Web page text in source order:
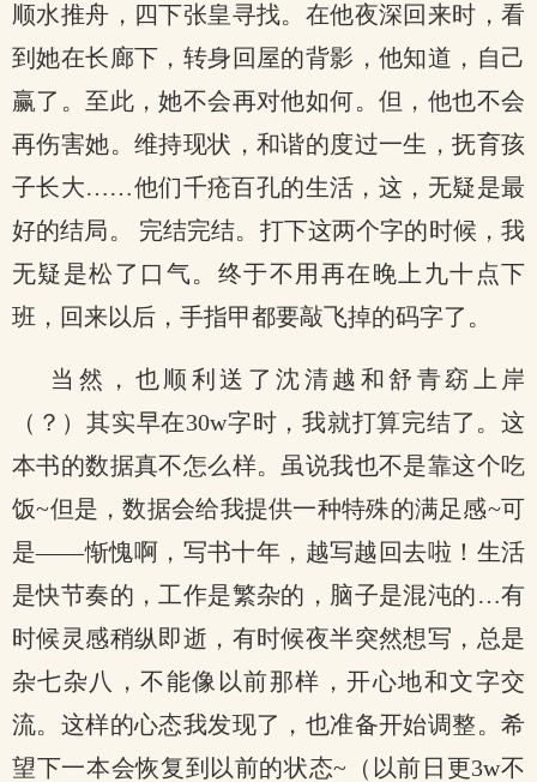
顺水推舟，四下张皇寻找。在他夜深回来时，看
到她在长廊下，转身回屋的背影，他知道，自己
赢了。至此，她不会再对他如何。但，他也不会
再伤害她。维持现状，和谐的度过一生，抚育孩
子长大……他们千疮百孔的生活，这，无疑是最
好的结局。 完结完结。打下这两个字的时候，我
无疑是松了口气。终于不用再在晚上九十点下
班，回来以后，手指甲都要敲飞掉的码字了。
当然，也顺利送了沈清越和舒青窈上岸
（？）其实早在30w字时，我就打算完结了。这
本书的数据真不怎么样。虽说我也不是靠这个吃
饭~但是，数据会给我提供一种特殊的满足感~可
是——惭愧啊，写书十年，越写越回去啦！生活
是快节奏的，工作是繁杂的，脑子是混沌的…有
时候灵感稍纵即逝，有时候夜半突然想写，总是
杂七杂八，不能像以前那样，开心地和文字交
流。这样的心态我发现了，也准备开始调整。希
望下一本会恢复到以前的状态~（以前日更3w不